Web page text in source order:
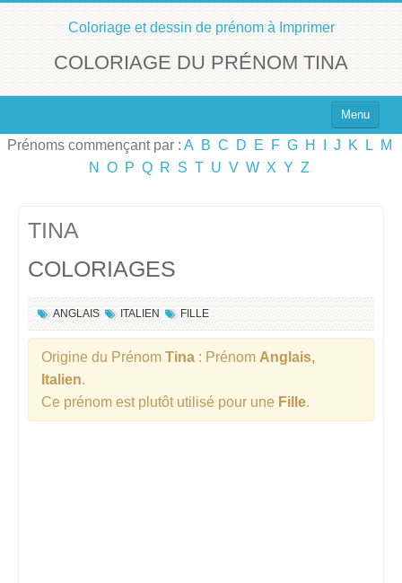
Coloriage et dessin de prénom à Imprimer
COLORIAGE DU PRÉNOM TINA
Menu
Top 100 des Prénoms
Prénoms commençant par : A B C D E F G H J K L
M
N
O P Q R S T U V W X Y Z
TINA
COLORIAGES
ANGLAIS ITALIEN FILLE
Origine du Prénom Tina : Prénom Anglais,
Italien.
Ce prénom est plutôt utilisé pour une Fille.